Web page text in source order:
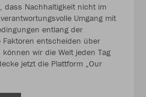
dass Nachhaltigkeit nicht im
Umgang mit
entlang der
Faktoren entscheiden über
wir die Welt jeden Tag
jetzt die Plattform „Our